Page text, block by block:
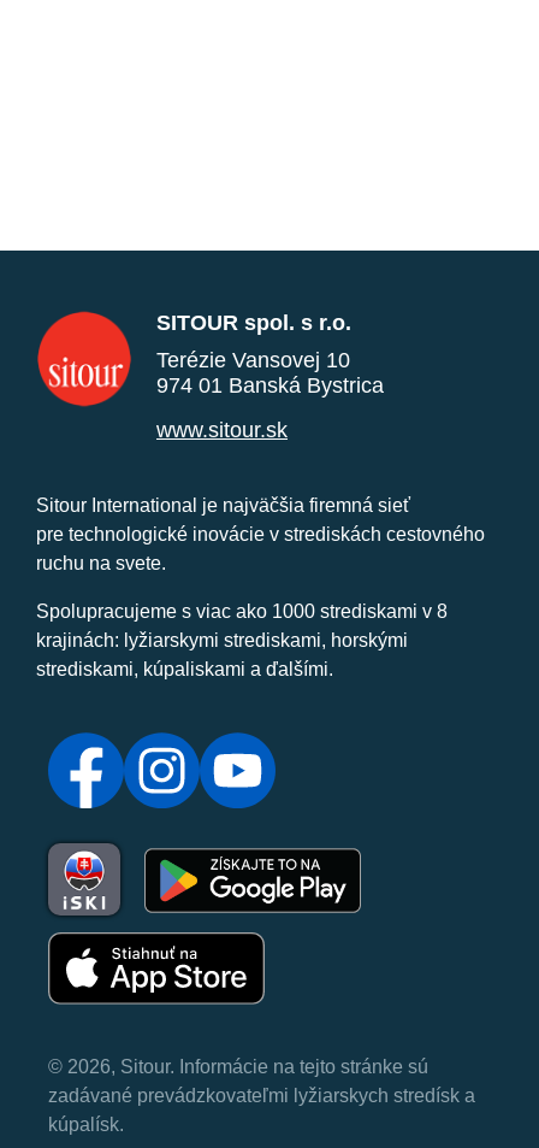
SITOUR spol. s r.o.
Terézie Vansovej 10
974 01 Banská Bystrica
www.sitour.sk
Sitour International je najväčšia firemná sieť
pre technologické inovácie v strediskách cestovného
ruchu na svete.
Spolupracujeme s viac ako 1000 strediskami v 8
krajinách: lyžiarskymi strediskami, horskými
strediskami, kúpaliskami a ďalšími.
© 2026, Sitour. Informácie na tejto stránke sú
zadávané prevádzkovateľmi lyžiarskych stredísk a
kúpalísk.